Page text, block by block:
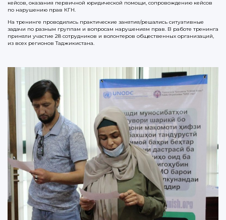
кейсов, оказания первичной юридической помощи, сопровождению кейсов
по нарушению прав КГН.
На тренинге проводились практические занятия/решались ситуативные
задачи по разным группам и вопросам нарушениям прав. В работе тренинга
приняли участие 28 сотрудников и волонтеров общественных организаций,
из всех регионов Таджикистана.